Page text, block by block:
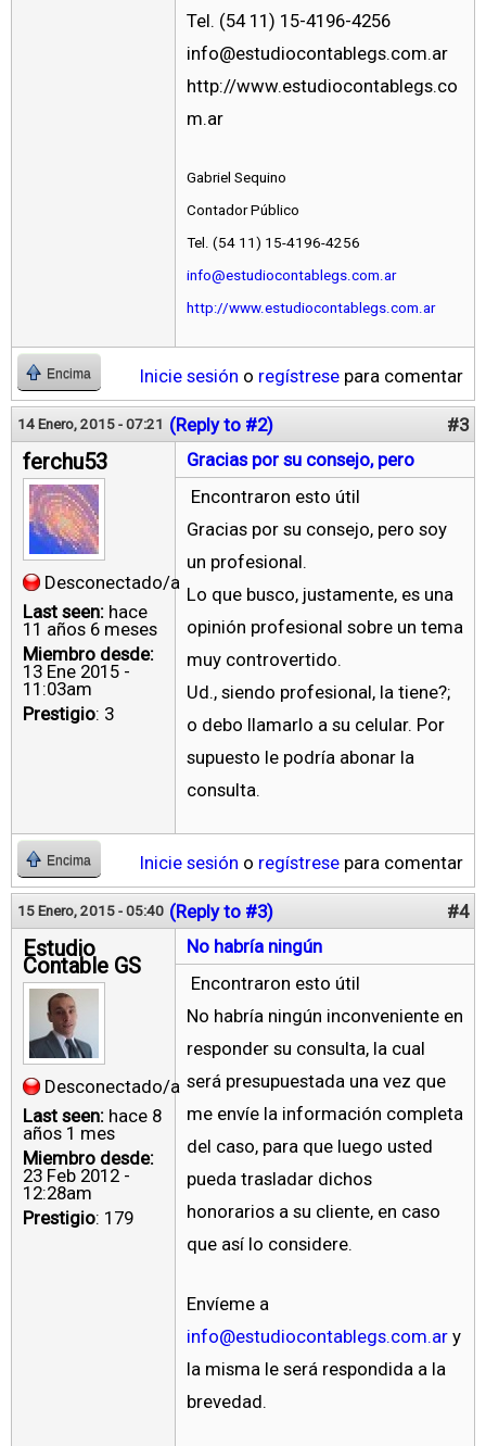
Tel. (54 11) 15-4196-4256
info@estudiocontablegs.com.ar
http://www.estudiocontablegs.co
m.ar
Gabriel Sequino
Contador Público
Tel. (54 11) 15-4196-4256
info@estudiocontablegs.com.ar
http://www.estudiocontablegs.com.ar
Encima Inicie sesión o regístrese para comentar
14 Enero, 2015 - 07:21 (Reply to #2) #3
ferchu53
Desconectado/a
Last seen: hace
11 años 6 meses
Miembro desde:
13 Ene 2015 -
11:03am
Prestigio: 3
Gracias por su consejo, pero
Encontraron esto útil
Gracias por su consejo, pero soy
un profesional.
Lo que busco, justamente, es una
opinión profesional sobre un tema
muy controvertido.
Ud., siendo profesional, la tiene?;
o debo llamarlo a su celular. Por
supuesto le podría abonar la
consulta.
Encima Inicie sesión o regístrese para comentar
15 Enero, 2015 - 05:40 (Reply to #3) #4
Estudio
Contable GS
Desconectado/a
Last seen: hace 8
años 1 mes
Miembro desde:
23 Feb 2012 -
12:28am
Prestigio: 179
No habría ningún
Encontraron esto útil
No habría ningún inconveniente en
responder su consulta, la cual
será presupuestada una vez que
me envíe la información completa
del caso, para que luego usted
pueda trasladar dichos
honorarios a su cliente, en caso
que así lo considere.
Envíeme a
info@estudiocontablegs.com.ar y
la misma le será respondida a la
brevedad.